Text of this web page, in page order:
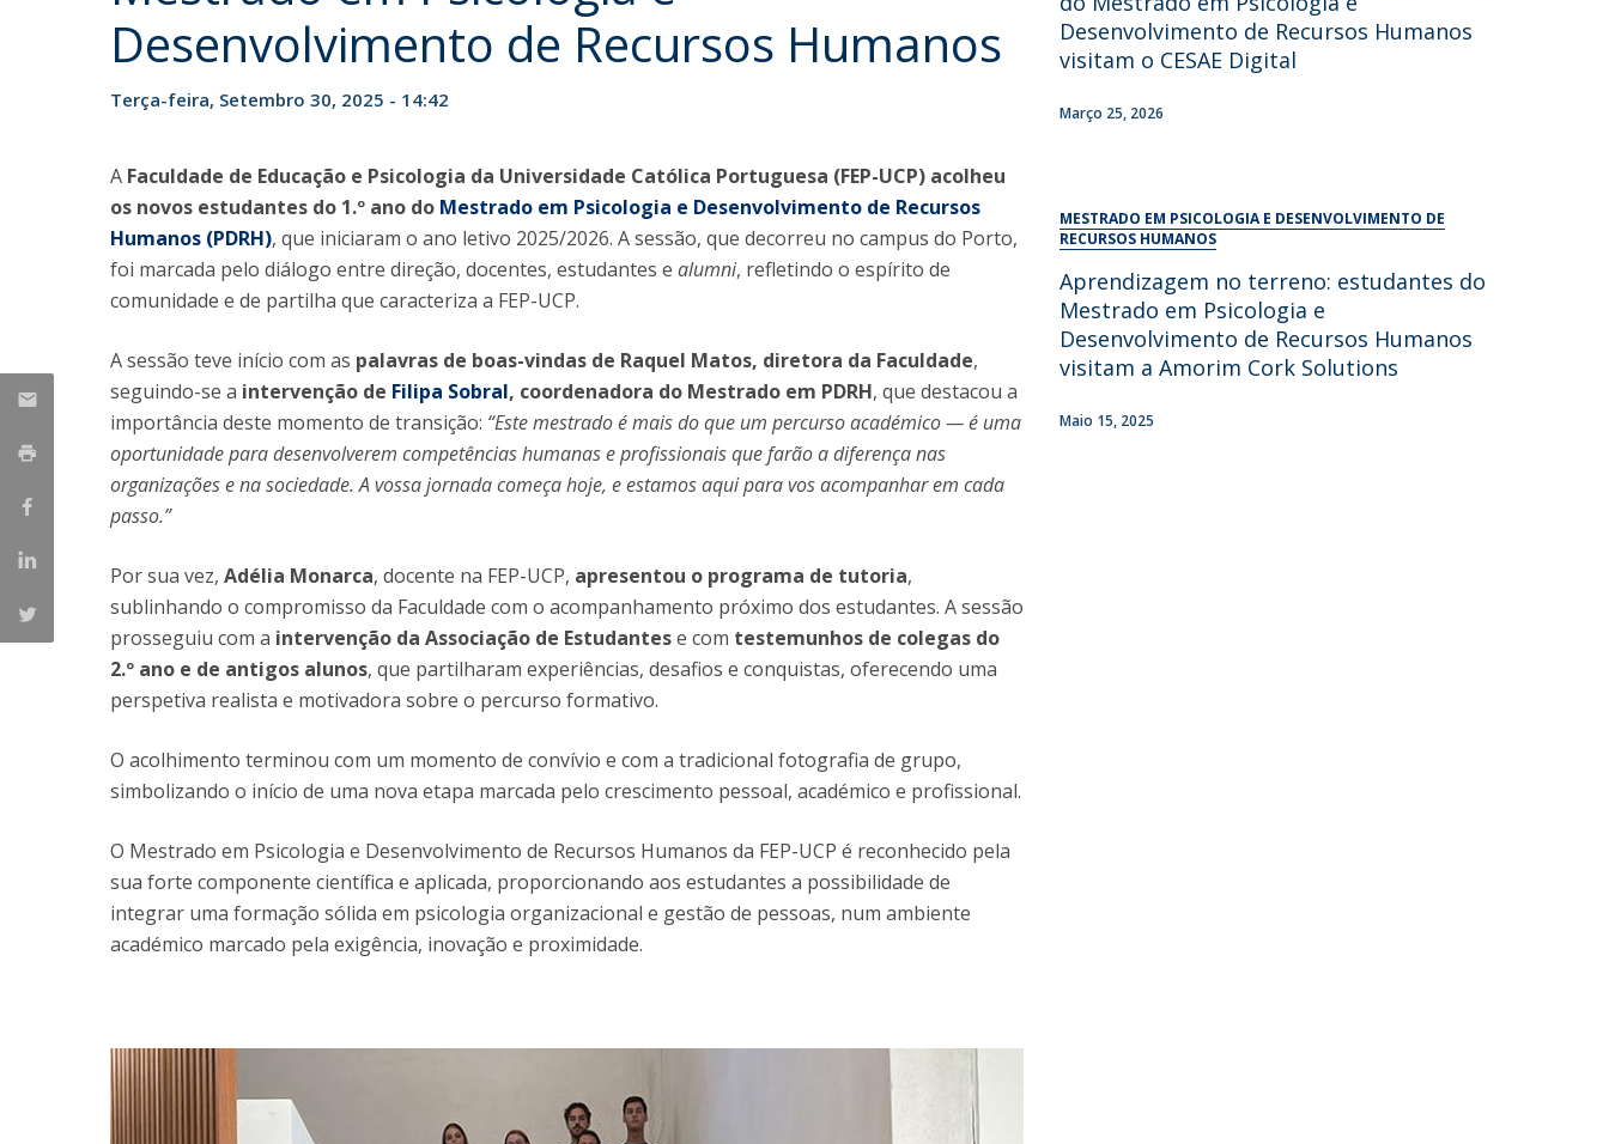
Research Centre for Human Development
| CEDH
HNL
Educação
Iniciativas Nacionais
Alumni
Associação de Antigos Alunos de Psicologia
UDIP
Segurança e Emergência
Contactos
Desenvolvimento de Recursos Humanos
Terça-feira, Setembro 30, 2025 - 14:42
A Faculdade de Educação e Psicologia da Universidade Católica Portuguesa (FEP-UCP) acolheu
os novos estudantes do 1.º ano do Mestrado em Psicologia e Desenvolvimento de Recursos
Humanos (PDRH), que iniciaram o ano letivo 2025/2026. A sessão, que decorreu no campus do Porto,
foi marcada pelo diálogo entre direção, docentes, estudantes e alumni, refletindo o espírito de
comunidade e de partilha que caracteriza a FEP-UCP.
A sessão teve início com as palavras de boas-vindas de Raquel Matos, diretora da Faculdade,
seguindo-se a intervenção de Filipa Sobral, coordenadora do Mestrado em PDRH, que destacou a
importância deste momento de transição: “Este mestrado é mais do que um percurso académico — é uma
oportunidade para desenvolverem competências humanas e profissionais que farão a diferença nas
organizações e na sociedade. A vossa jornada começa hoje, e estamos aqui para vos acompanhar em cada
passo.”
Por sua vez, Adélia Monarca, docente na FEP-UCP, apresentou o programa de tutoria,
sublinhando o compromisso da Faculdade com o acompanhamento próximo dos estudantes. A sessão
prosseguiu com a intervenção da Associação de Estudantese com testemunhos de colegas do
2.º ano e de antigos alunos, que partilharam experiências, desafios e conquistas, oferecendo uma
perspetiva realista e motivadora sobre o percurso formativo.
O acolhimento terminou com um momento de convívio e com a tradicional fotografia de grupo,
simbolizando o início de uma nova etapa marcada pelo crescimento pessoal, académico e profissional.
O Mestrado em Psicologia e Desenvolvimento de Recursos Humanos da FEP-UCP é reconhecido pela
sua forte componente científica e aplicada, proporcionando aos estudantes a possibilidade de
integrar uma formação sólida em psicologia organizacional e gestão de pessoas, num ambiente
académico marcado pela exigência, inovação e proximidade.
Desenvolvimento de Recursos Humanos
visitam o CESAE Digital
Março 25, 2026
MESTRADO EM PSICOLOGIA E DESENVOLVIMENTO DE
RECURSOS HUMANOS
Aprendizagem no terreno: estudantes do
Mestrado em Psicologia e
Desenvolvimento de Recursos Humanos
visitam a Amorim Cork Solutions
Maio 15, 2025